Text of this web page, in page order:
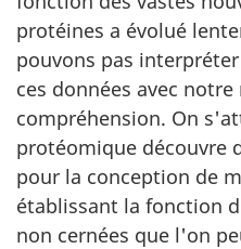
protéines a évolué
pouvons pas
ces données avec
compréhension. On
protéomique découvre
pour la conception de
établissant la fonction
non cernées que l'on